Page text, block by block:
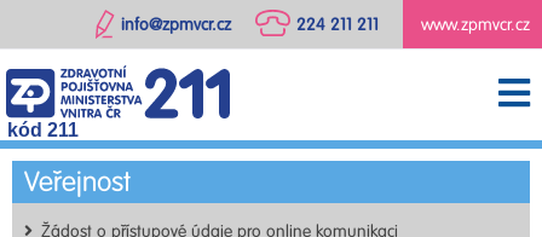
www.zpmvcr.cz
224 211 211
info@zpmvcr.cz
kód 211
Veřejnost
Žádost o přístupové údaje pro online komunikaci